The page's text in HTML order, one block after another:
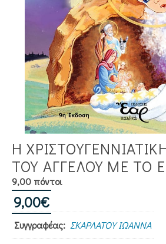
Η
ΤΟΥ ΑΓΓΕΛΟΥ ΜΕ ΤΟ
9,00 πόντοι
9,00€
Συγγραφέας: ΣΚΑΡΛΑΤΟΥ ΙΩΑΝΝΑ